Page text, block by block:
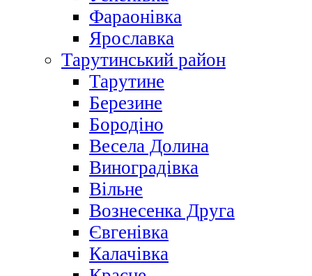
Фараонівка
Ярославка
Тарутинський район
Тарутине
Березине
Бородіно
Весела Долина
Виноградівка
Вільне
Вознесенка Друга
Євгенівка
Калачівка